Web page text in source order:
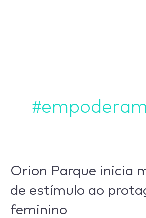
Orion Parque inicia
de estímulo ao
feminino
Orion
inicia
movimento